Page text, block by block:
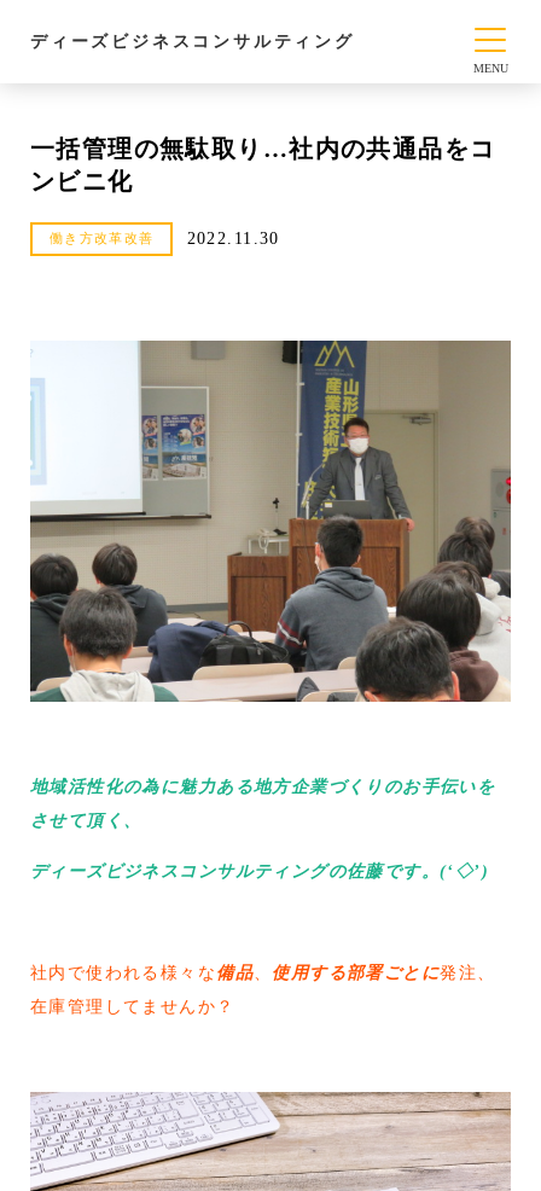
ディーズビジネスコンサルティング
一括管理の無駄取り…社内の共通品をコ
ンビニ化
働き方改革改善 2022.11.30
地域活性化の為に魅力ある地方企業づくりのお手伝いを
させて頂く、
ディーズビジネスコンサルティングの佐藤です。(‘◇’)ゞ
社内で使われる様々な備品、 使用する部署ごとに発注、
在庫管理してませんか？